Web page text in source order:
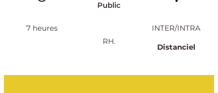
7 heures
Public
RH.
INTER/INTRA
Distanciel